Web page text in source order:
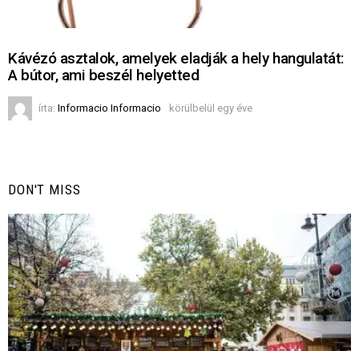
Kávézó asztalok, amelyek eladják a hely hangulatát:
A bútor, ami beszél helyetted
írta: Informacio Informacio körülbelül egy éve
DON'T MISS